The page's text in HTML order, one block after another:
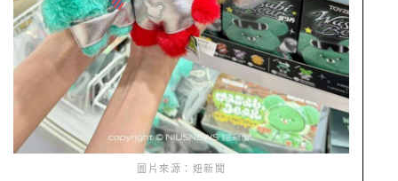
圖片來源：妞新聞